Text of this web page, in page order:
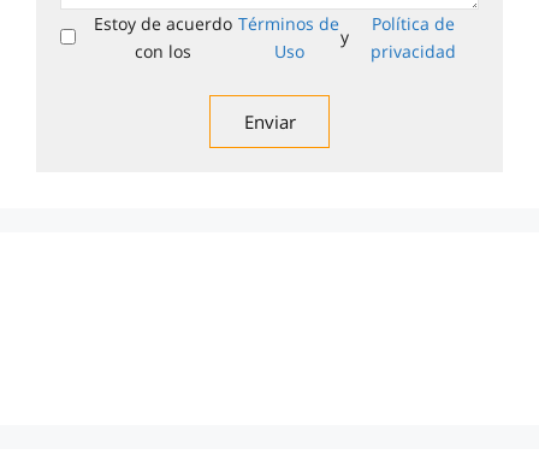
Estoy de acuerdo
con los
Términos de
Uso
y
Política de
privacidad